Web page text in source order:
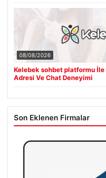
08/08/2026
Kelebek sohbet platformu
Adresi Ve Chat Deneyimi
Son Eklenen Firmalar